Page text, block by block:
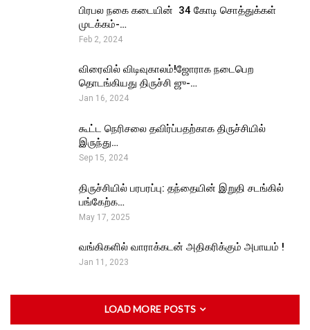
பிரபல நகை கடையின் ₹ 34 கோடி சொத்துக்கள்
முடக்கம்-…
Feb 2, 2024
விரைவில் விடிவுகாலம்!ஜோராக நடைபெற
தொடங்கியது திருச்சி ஜு-…
Jan 16, 2024
கூட்ட நெரிசலை தவிர்ப்பதற்காக திருச்சியில்
இருந்து…
Sep 15, 2024
திருச்சியில் பரபரப்பு: தந்தையின் இறுதி சடங்கில்
பங்கேற்க…
May 17, 2025
வங்கிகளில் வாராக்கடன் அதிகரிக்கும் அபாயம் !
Jan 11, 2023
LOAD MORE POSTS